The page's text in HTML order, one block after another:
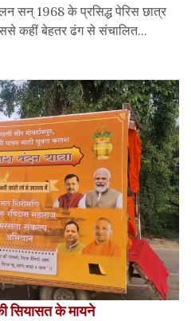
सन् 1968 के प्रसिद्ध पेरिस छात्र
कहीं बेहतर ढंग से संचालित...
सियासत के मायने